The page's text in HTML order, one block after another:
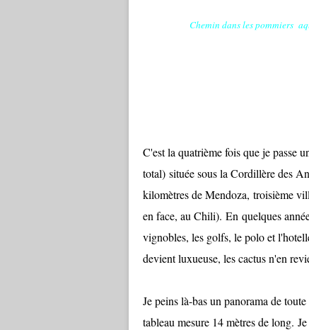
Chemin dans les pommiers
C'est la quatrième fois que je passe
total) située sous la Cordillère des
kilomètres de Mendoza, troisième
en face, au Chili). En quelques
vignobles, les golfs, le polo et
devient luxueuse, les cactus n'en
Je peins là-bas un panorama de
tableau mesure 14 mètres de long.